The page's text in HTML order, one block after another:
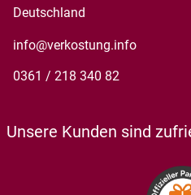
Deutschland
info@verkostung.info
0361 / 218 340 82
Unsere Kunden sind